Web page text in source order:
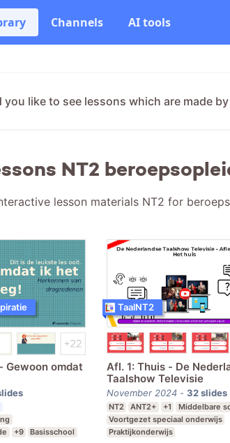
Channels AI tools
you like to see lessons which are made
NT2
lesson materials NT2 for
Gewoon omdat
+9
Basisschool
Afl. 1: Thuis - De
Taalshow Televisie
November 2024- 32 slides
NT2 ANT2+ +1
Middelbare
Voortgezet speciaal onderwijs
Praktijkonderwijs
TaalNT2